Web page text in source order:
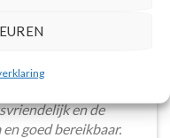
vakantie via
en de
goed bereikbaar.